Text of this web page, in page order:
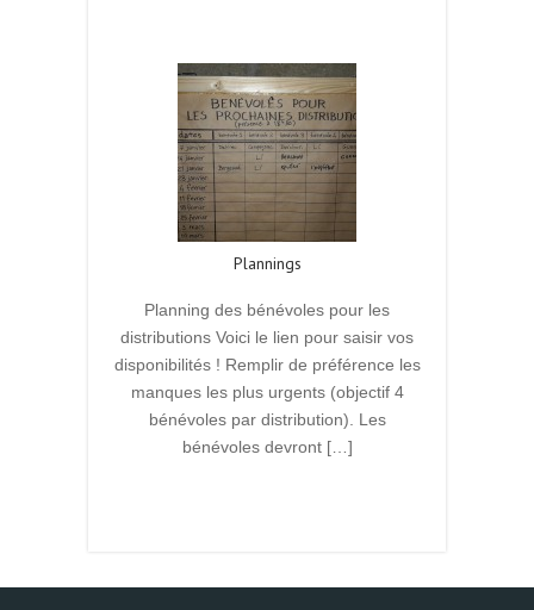
Plannings
Planning des bénévoles pour les
distributions Voici le lien pour saisir vos
disponibilités ! Remplir de préférence les
manques les plus urgents (objectif 4
bénévoles par distribution). Les
bénévoles devront […]